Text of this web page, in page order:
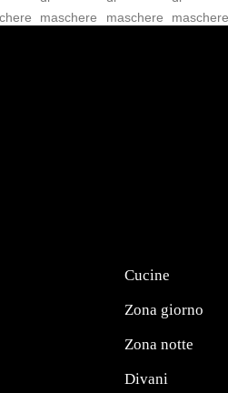
Cucine
Zona giorno
Zona notte
Divani